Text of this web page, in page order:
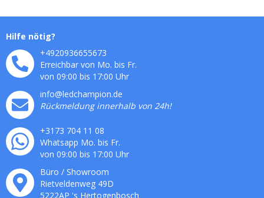
Hilfe nötig?
+4920936655673
Erreichbar von Mo. bis Fr.
von 09:00 bis 17:00 Uhr
info@ledchampion.de
Rückmeldung innerhalb von 24h!
+3173 704 11 08
Whatsapp Mo. bis Fr.
von 09:00 bis 17:00 Uhr
Büro / Showroom
Rietveldenweg 49D
5222AP 's Hertogenbosch